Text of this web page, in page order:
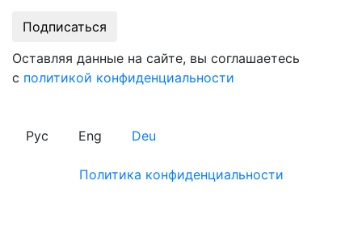
Оставляя данные на сайте, вы соглашаетесь
с политикой конфиденциальности
Рус Eng Deu
Политика конфиденциальности